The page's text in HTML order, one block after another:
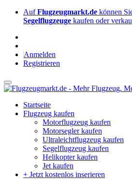
AufFlugzeugmarkt.de können
Segelflugzeuge kaufen oder
Anmelden
Registrieren
Startseite
Flugzeug kaufen
Motorflugzeug kaufen
Motorsegler kaufen
Ultraleichtflugzeug kaufen
Segelflugzeug kaufen
Helikopter kaufen
Jet kaufen
+ Jetzt kostenlos inserieren